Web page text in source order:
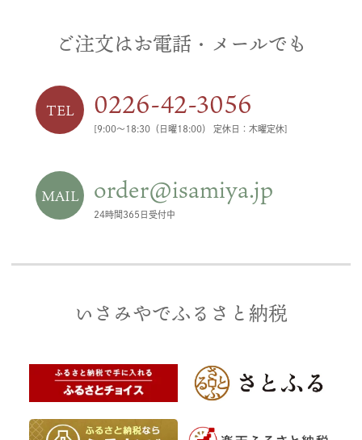
ご注文はお電話・メールでも
TEL 0226-42-3056
[9:00〜18:30（日曜18:00） 定休日：木曜定休]
MAIL order@isamiya.jp
24時間365日受付中
いさみやでふるさと納税